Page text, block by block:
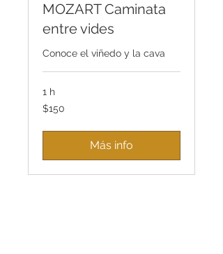
MOZART Caminata
entre vides
Conoce el viñedo y la cava
1 h
150
pesos
$150
Más info